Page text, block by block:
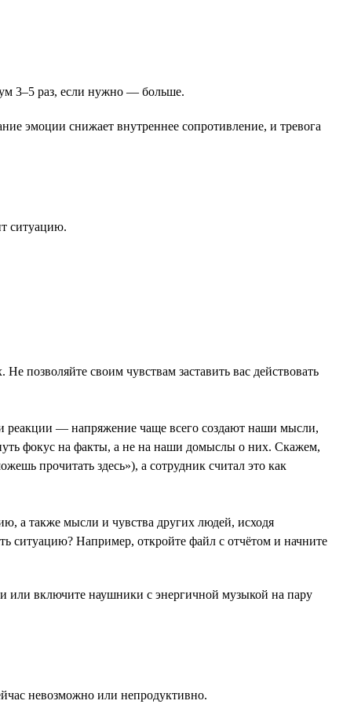
3–5 раз, если нужно — больше.
эмоции снижает внутреннее сопротивление, и тревога
ситуацию.
позволяйте своим чувствам заставить вас действовать
реакции — напряжение чаще всего создают наши мысли,
фокус на факты, а не на наши домыслы о них. Скажем,
прочитать здесь»), а сотрудник считал это как
а также мысли и чувства других людей, исходя
ситуацию? Например, откройте файл с отчётом и начните
или включите наушники с энергичной музыкой на пару
невозможно или непродуктивно.